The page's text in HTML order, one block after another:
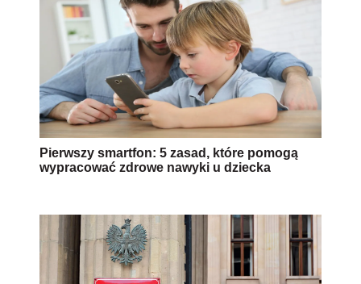
Pierwszy smartfon: 5 zasad, które pomogą
wypracować zdrowe nawyki u dziecka